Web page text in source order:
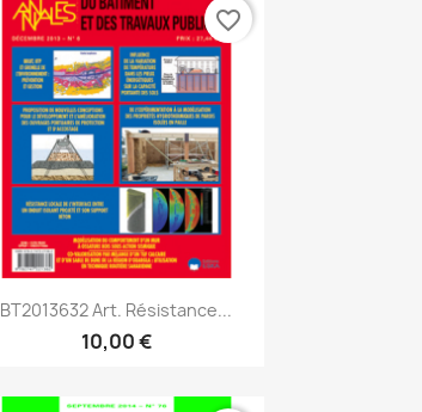
Aperçu rapide
BT2013632 Art. Résistance...
10,00 €
favorite_border